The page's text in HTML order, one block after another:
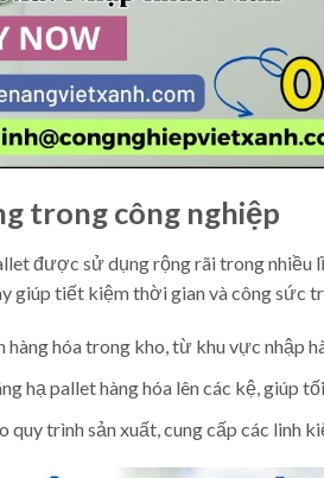
trong công nghiệp
được sử dụng rộng rãi trong nhiều
giúp tiết kiệm thời gian và công sức
hàng hóa trong kho, từ khu vực nhập
hạ pallet hàng hóa lên các kệ, giúp
quy trình sản xuất, cung cấp các linh